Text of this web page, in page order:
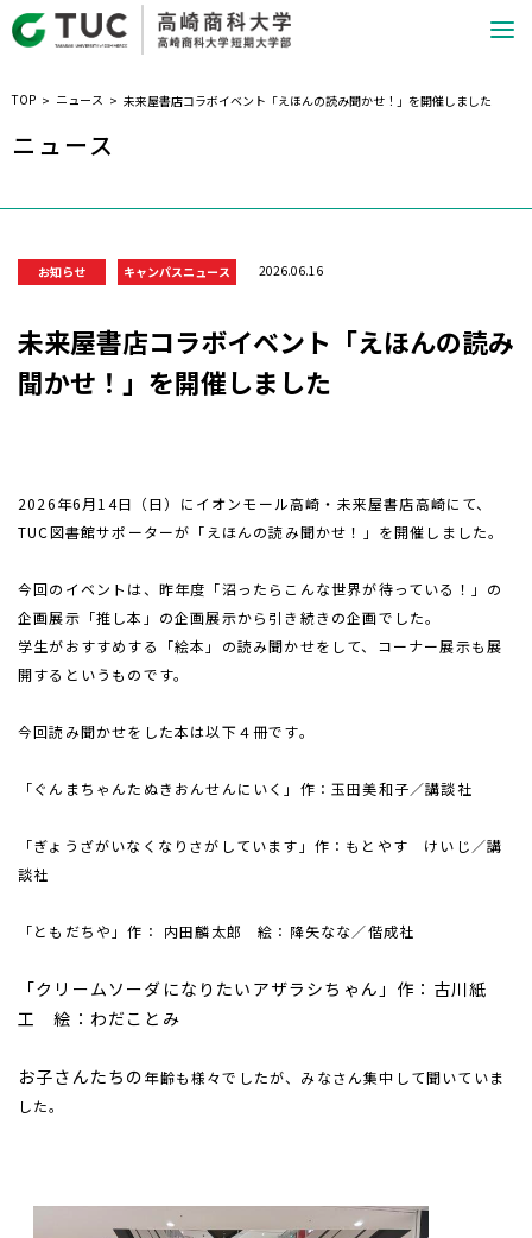
TOP ニュース 未来屋書店コラボイベント「えほんの読み聞かせ！」を開催しました
ニュース
お知らせ キャンパスニュース 2026.06.16
未来屋書店コラボイベント「えほんの読み
聞かせ！」を開催しました
2026年6月14日（日）にイオンモール高崎・未来屋書店高崎にて、
TUC図書館サポーターが「えほんの読み聞かせ！」を開催しました。
今回のイベントは、昨年度「沼ったらこんな世界が待っている！」の
企画展示「推し本」の企画展示から引き続きの企画でした。
学生がおすすめする「絵本」の読み聞かせをして、コーナー展示も展
開するというものです。
今回読み聞かせをした本は以下４冊です。
「ぐんまちゃんたぬきおんせんにいく」作：玉田美和子／講談社
「ぎょうざがいなくなりさがしています」作：もとやす けいじ／講
談社
「ともだちや」作： 内田麟太郎 絵：降矢なな／偕成社
「クリームソーダになりたいアザラシちゃん」作：古川紙
工 絵：わだことみ
お子さんたちの年齢も様々でしたが、みなさん集中して聞いていま
した。